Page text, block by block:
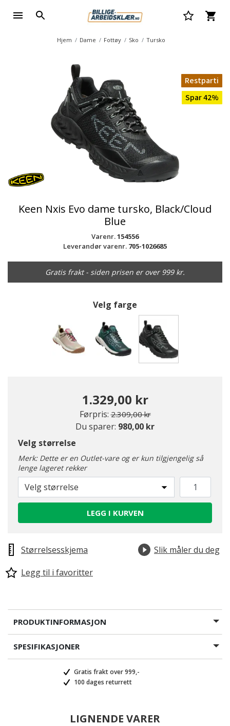
Hjem Dame Fottøy Sko Tursko
Restparti
Spar 42%
Keen Nxis Evo dame tursko, Black/Cloud
Blue
Varenr.154556
Leverandør varenr. 705-1026685
Gratis frakt - siden prisen er over 999 kr.
Velg farge
1.329,00 kr
Førpris: Pris redusert fra
2.309,00 krtil
Du sparer: 980,00 kr
Velg størrelse
Merk: Dette er en Outlet-vare og er kun tilgjengelig så
lenge lageret rekker
Velg størrelse
LEGG I KURVEN
Størrelsesskjema
Slik måler du deg
Legg til i favoritter
PRODUKTINFORMASJON
SPESIFIKASJONER
Gratis frakt over 999,-
100 dages returrett
LIGNENDE VARER